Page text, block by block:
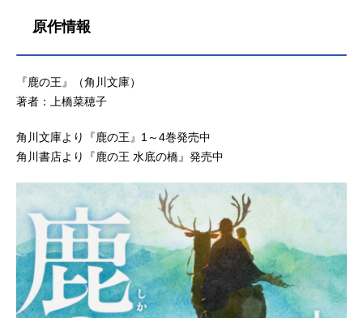
原作情報
『鹿の王』（角川文庫）
著者：上橋菜穂子
角川文庫より『鹿の王』1～4巻発売中
角川書店より『鹿の王 水底の橋』発売中